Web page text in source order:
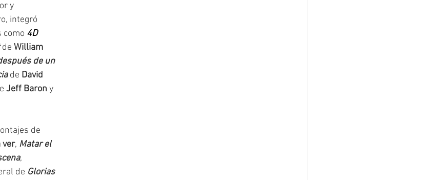
y
integró
como 4D
de William
de un
de David
Jeff Baron y
de
ver, Matar el
,
de Glorias